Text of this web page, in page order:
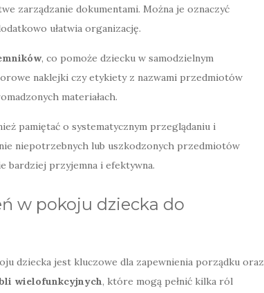
zarządzanie dokumentami. Można je oznaczyć
ułatwia organizację.
, co pomoże dziecku w samodzielnym
naklejki czy etykiety z nazwami przedmiotów
materiałach.
pamiętać o systematycznym przeglądaniu i
niepotrzebnych lub uszkodzonych przedmiotów
bardziej przyjemna i efektywna.
w pokoju dziecka do
dziecka jest kluczowe dla zapewnienia porządku oraz
wielofunkcyjnych, które mogą pełnić kilka ról